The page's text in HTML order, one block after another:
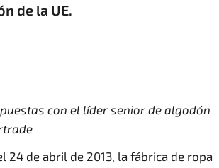
de la UE.
con el líder senior de algodón
24 de abril de 2013, la fábrica de ropa